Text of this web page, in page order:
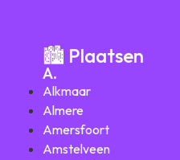
🏙️ Plaatsen
A.
Alkmaar
Almere
Amersfoort
Amstelveen